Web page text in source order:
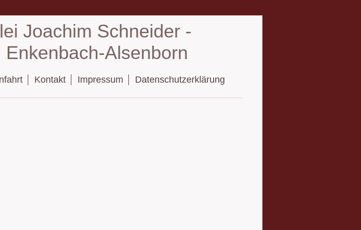
Joachim Schneider -
Alsenborn
Kontakt Impressum Datenschutzerklärung